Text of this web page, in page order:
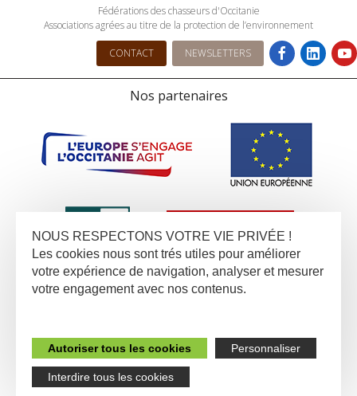
Fédérations des chasseurs d'Occitanie
Associations agrées au titre de la protection de l’environnement
CONTACT NEWSLETTERS
Nos partenaires
NOUS RESPECTONS VOTRE VIE PRIVÉE !
Les cookies nous sont trés utiles pour améliorer
votre expérience de navigation, analyser et mesurer
votre engagement avec nos contenus.
Autoriser tous les cookies Personnaliser
Interdire tous les cookies